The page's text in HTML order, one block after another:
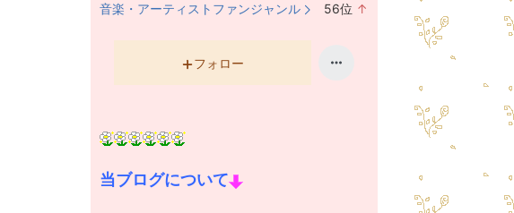
音楽・アーティストファンジャンル 56位 ↑
フォロー
当ブログについて